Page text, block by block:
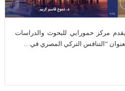
مركز حمورابي للبحوث والدراسات